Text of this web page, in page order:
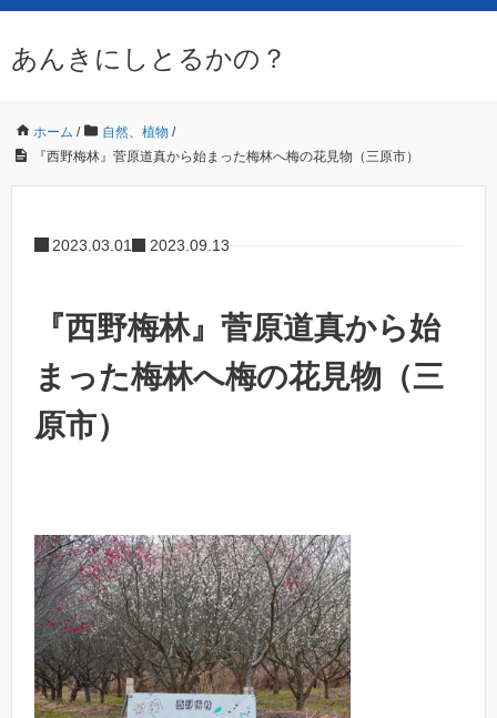
あんきにしとるかの？
ホーム / 自然、植物 /
『西野梅林』菅原道真から始まった梅林へ梅の花見物（三原市）
2023.03.01 2023.09.13
『西野梅林』菅原道真から始
まった梅林へ梅の花見物（三
原市）